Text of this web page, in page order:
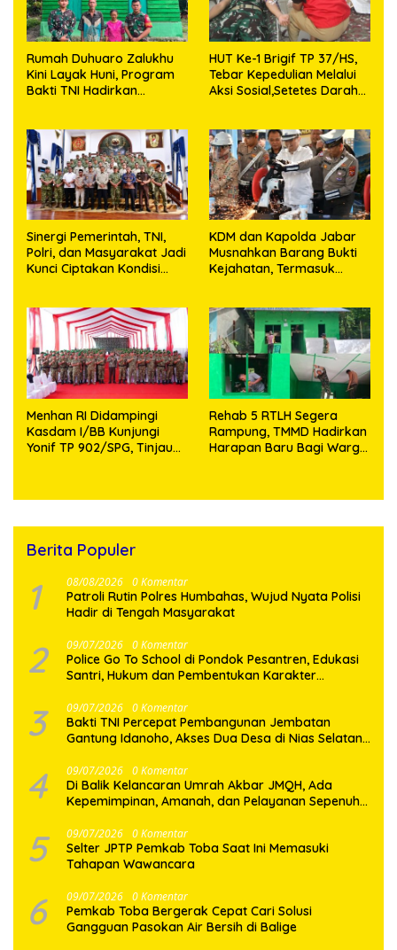
Rumah Duhuaro Zalukhu
Kini Layak Huni, Program
Bakti TNI Hadirkan
HUT Ke-1 Brigif TP 37/HS,
Tebar Kepedulian Melalui
Aksi Sosial,Setetes Darah
Sinergi Pemerintah, TNI,
Polri, dan Masyarakat Jadi
Kunci Ciptakan Kondisi
KDM dan Kapolda Jabar
Musnahkan Barang Bukti
Kejahatan, Termasuk
Menhan RI Didampingi
Kasdam I/BB Kunjungi
Yonif TP 902/SPG, Tinjau
Rehab 5 RTLH Segera
Rampung, TMMD Hadirkan
Harapan Baru Bagi Warga
Berita Populer
1 08/08/2026 0 Komentar
Patroli Rutin Polres Humbahas, Wujud Nyata Polisi
Hadir di Tengah Masyarakat
2 09/07/2026 0 Komentar
Police Go To School di Pondok Pesantren, Edukasi
Santri, Hukum dan Pembentukan Karakter
3 09/07/2026 0 Komentar
Bakti TNI Percepat Pembangunan Jembatan
Gantung Idanoho, Akses Dua Desa di Nias Selatan
4 09/07/2026 0 Komentar
Di Balik Kelancaran Umrah Akbar JMQH, Ada
Kepemimpinan, Amanah, dan Pelayanan Sepenuh
5 09/07/2026 0 Komentar
Selter JPTP Pemkab Toba Saat Ini Memasuki
Tahapan Wawancara
6 09/07/2026 0 Komentar
Pemkab Toba Bergerak Cepat Cari Solusi
Gangguan Pasokan Air Bersih di Balige